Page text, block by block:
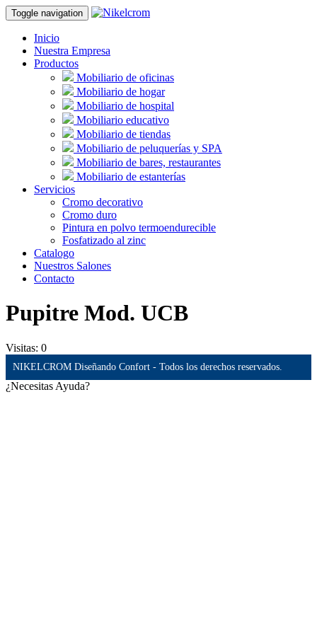
Toggle navigation
Inicio
Nuestra Empresa
Productos
Mobiliario de oficinas
Mobiliario de hogar
Mobiliario de hospital
Mobiliario educativo
Mobiliario de tiendas
Mobiliario de peluquerías y SPA
Mobiliario de bares, restaurantes
Mobiliario de estanterías
Servicios
Cromo decorativo
Cromo duro
Pintura en polvo termoendurecible
Fosfatizado al zinc
Catalogo
Nuestros Salones
Contacto
Pupitre Mod. UCB
Visitas: 0
NIKELCROM Diseñando Confort - Todos los derechos reservados.
¿Necesitas Ayuda?